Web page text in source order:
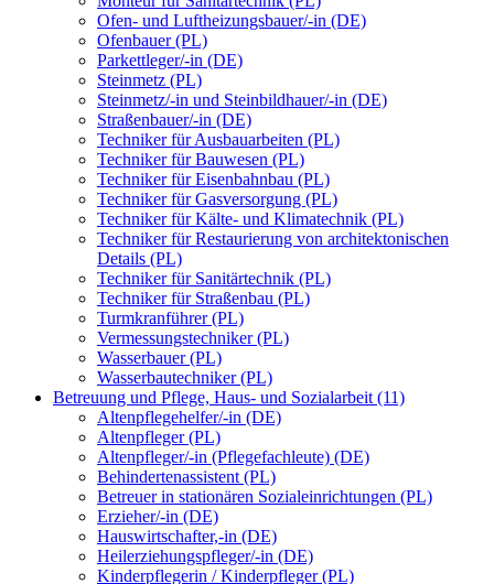
Ofen- und Luftheizungsbauer/-in (DE)
Ofenbauer (PL)
Parkettleger/-in (DE)
Steinmetz (PL)
Steinmetz/-in und Steinbildhauer/-in (DE)
Straßenbauer/-in (DE)
Techniker für Ausbauarbeiten (PL)
Techniker für Bauwesen (PL)
Techniker für Eisenbahnbau (PL)
Techniker für Gasversorgung (PL)
Techniker für Kälte- und Klimatechnik (PL)
Techniker für Restaurierung von architektonischen
Details (PL)
Techniker für Sanitärtechnik (PL)
Techniker für Straßenbau (PL)
Turmkranführer (PL)
Vermessungstechniker (PL)
Wasserbauer (PL)
Wasserbautechniker (PL)
Betreuung und Pflege, Haus- und Sozialarbeit (11)
Altenpflegehelfer/-in (DE)
Altenpfleger (PL)
Altenpfleger/-in (Pflegefachleute) (DE)
Behindertenassistent (PL)
Betreuer in stationären Sozialeinrichtungen (PL)
Erzieher/-in (DE)
Hauswirtschafter,-in (DE)
Heilerziehungspfleger/-in (DE)
Kinderpflegerin / Kinderpfleger (PL)